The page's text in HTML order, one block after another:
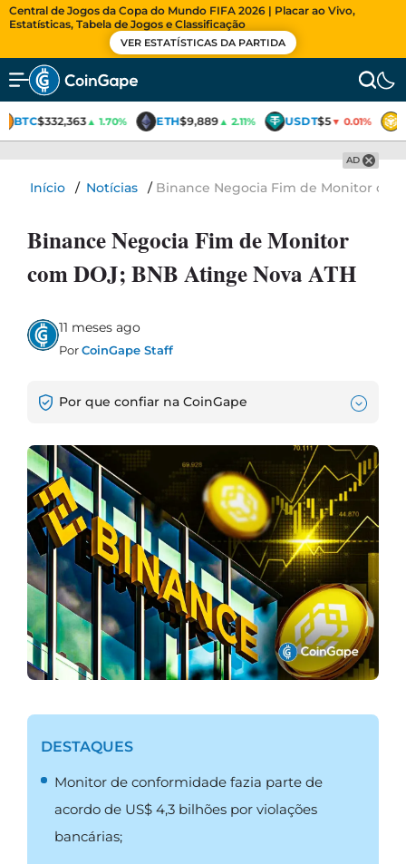
Central de Jogos da Copa do Mundo FIFA 2026 | Placar ao Vivo,
Estatísticas, Tabela de Jogos e Classificação
VER ESTATÍSTICAS DA PARTIDA
BTC$332,363▲ 1.70% ETH$9,889▲ 2.11% USDT$5▼ 0.01%
AD
Início / Notícias / Binance Negocia Fim de Monitor
Binance Negocia Fim de Monitor
com DOJ; BNB Atinge Nova ATH
11 meses ago
PorCoinGape Staff
Por que confiar na CoinGape
DESTAQUES
Monitor de conformidade fazia parte de
acordo de US$ 4,3 bilhões por violações
bancárias;